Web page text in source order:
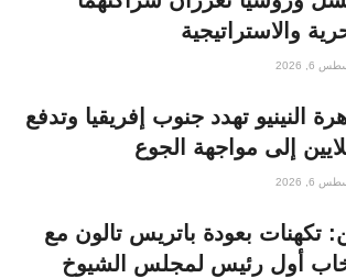
والاستراتيجية
6, 2026
النينيو تهدد جنوب إفريقيا وتدفع
إلى مواجهة الجوع
6, 2026
تكهنات بعودة باتريس تالون مع
أول رئيس لمجلس الشيوخ